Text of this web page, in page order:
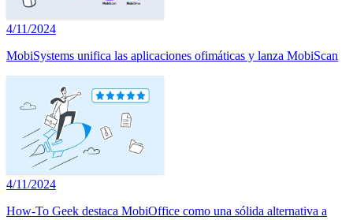
4/11/2024
MobiSystems unifica las aplicaciones ofimáticas y lanza MobiScan
4/11/2024
How-To Geek destaca MobiOffice como una sólida alternativa a